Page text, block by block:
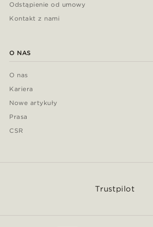
Odstąpienie od umowy
Kontakt z nami
O NAS
O nas
Kariera
Nowe artykuły
Prasa
CSR
Trustpilot